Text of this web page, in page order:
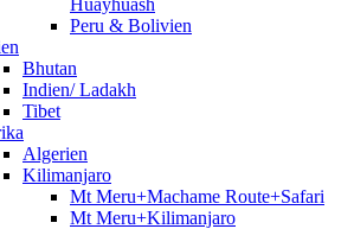
Huayhuash
Peru & Bolivien
Bhutan
Indien/ Ladakh
Tibet
Algerien
Kilimanjaro
Mt Meru+Machame Route+Safari
Mt Meru+Kilimanjaro